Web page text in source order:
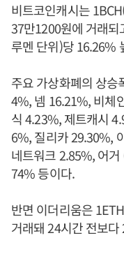
비트코인캐시는
37만1200원에 거래
루멘 단위)당 16.26%
주요 가상화폐의 상승
4%, 넴 16.21%, 비체
식 4.23%, 제트캐시
6%, 질리카 29.30%,
네트워크 2.85%, 어
74% 등이다.
반면 이더리움은
거래돼 24시간 전보